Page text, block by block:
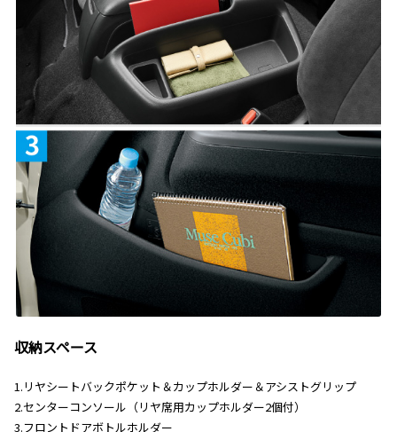
収納スペース
1.リヤシートバックポケット＆カップホルダー＆アシストグリップ
2.センターコンソール（リヤ席用カップホルダー2個付）
3.フロントドアボトルホルダー